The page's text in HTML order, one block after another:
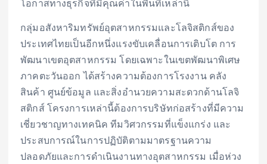
โอกาสทางธุรกิจที่มีคุณค่าในพื้นที่เหล่านี้
กลุ่มอสังหาริมทรัพย์อุตสาหกรรมและโลจิสติกส์ของ
ประเทศไทยเป็นอีกหนึ่งแรงขับเคลื่อนการเติบโต การ
พัฒนาเขตอุตสาหกรรม โดยเฉพาะในเขตพัฒนาพิเศษ
ภาคตะวันออก ได้สร้างความต้องการโรงงาน คลัง
สินค้า ศูนย์ข้อมูล และสิ่งอำนวยความสะดวกด้านโลจิ
สติกส์ โครงการเหล่านี้ต้องการบริษัทก่อสร้างที่มีความ
เชี่ยวชาญทางเทคนิค ทีมวิศวกรรมที่แข็งแกร่ง และ
ประสบการณ์ในการปฏิบัติตามมาตรฐานความ
ปลอดภัยและการดำเนินงานทางอุตสาหกรรม เมื่อห่วง